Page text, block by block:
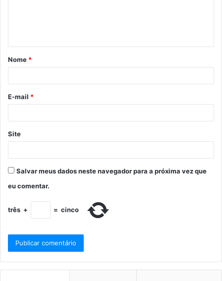
Nome *
E-mail *
Site
Salvar meus dados neste navegador para a próxima vez que
eu comentar.
três + = cinco